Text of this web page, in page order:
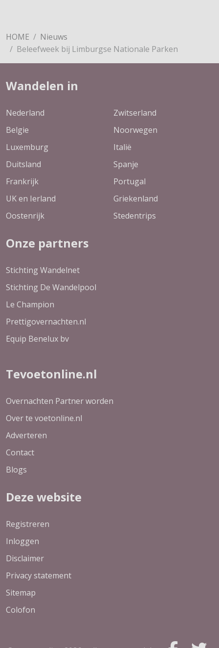
HOME
Nieuws
Beleefweek bij Limburgse Nationale Parken
Wandelen in
Nederland
Belgie
Luxemburg
Duitsland
Frankrijk
UK en Ierland
Oostenrijk
Zwitserland
Noorwegen
Italië
Spanje
Portugal
Griekenland
Stedentrips
Onze partners
Stichting Wandelnet
Stichting De Wandelpool
Le Champion
Prettigovernachten.nl
Equip Benelux bv
Tevoetonline.nl
Overnachten Partner worden
Over te voetonline.nl
Adverteren
Contact
Blogs
Deze website
Registreren
Inloggen
Disclaimer
Privacy statement
Sitemap
Colofon